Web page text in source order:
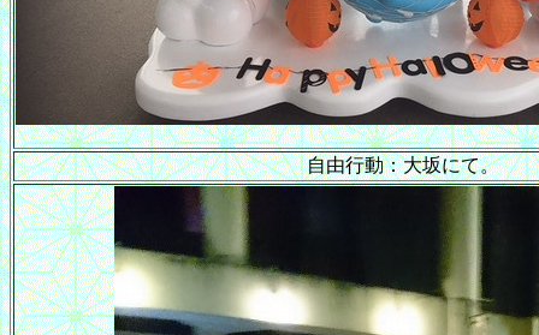
自由行動：大坂にて。